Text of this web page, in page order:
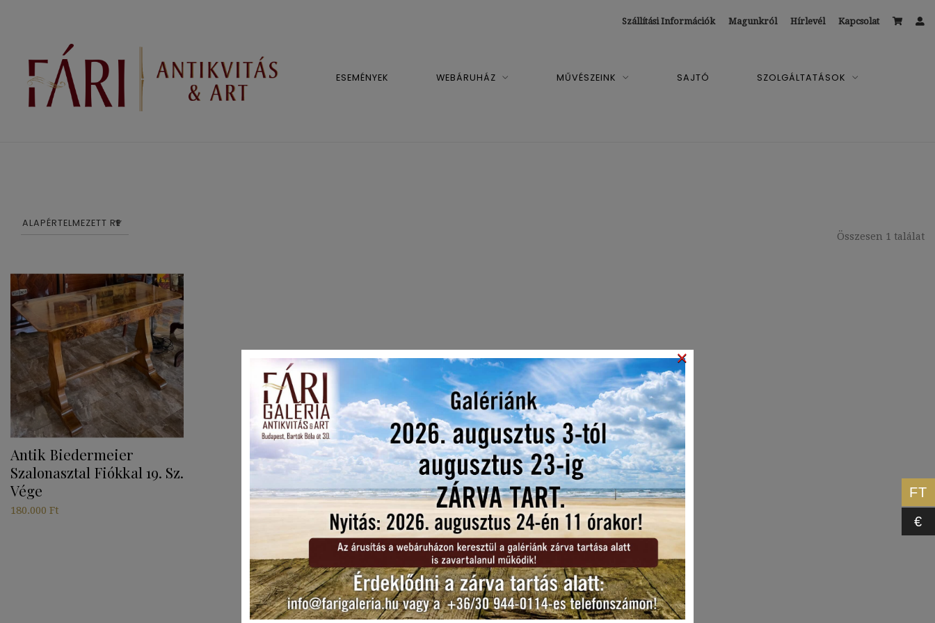
Szállítási Információk Magunkról Hírlevél Kapcsolat
ESEMÉNYEK WEBÁRUHÁZ MŰVÉSZEINK SAJTÓ SZOLGÁLTATÁSOK
Összesen 1 találat
Antik Biedermeier
Szalonasztal Fiókkal 19. Sz.
Vége
180.000 Ft
FT
€
×